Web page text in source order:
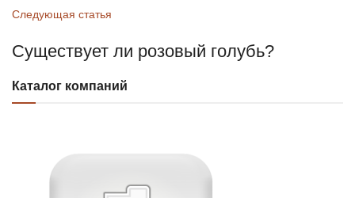
Следующая статья
Существует ли розовый голубь?
Каталог компаний